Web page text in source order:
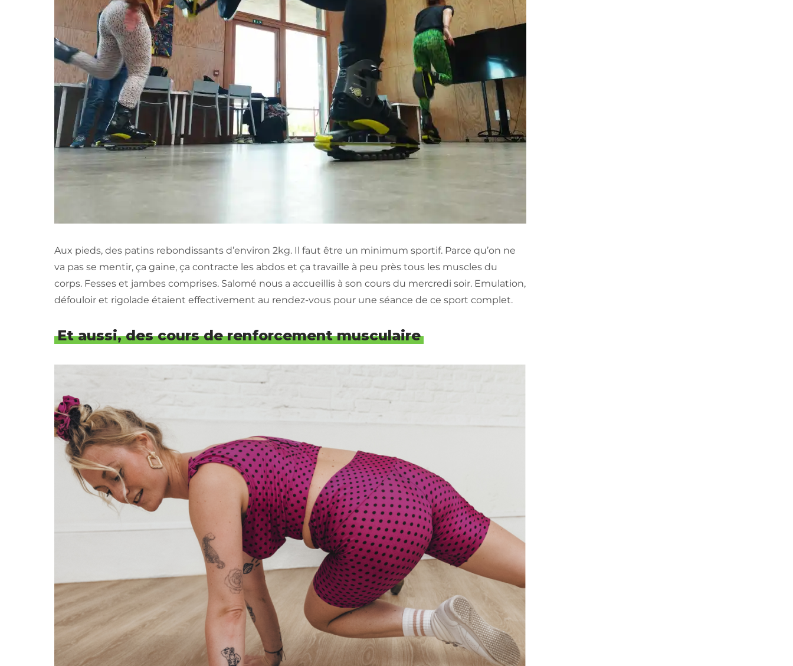
Aux pieds, des patins rebondissants d’environ 2kg. Il faut être un minimum sportif. Parce qu’on ne
va pas se mentir, ça gaine, ça contracte les abdos et ça travaille à peu près tous les muscles du
corps. Fesses et jambes comprises. Salomé nous a accueillis à son cours du mercredi soir. Emulation,
défouloir et rigolade étaient effectivement au rendez-vous pour une séance de ce sport complet.
Et aussi, des cours de renforcement musculaire